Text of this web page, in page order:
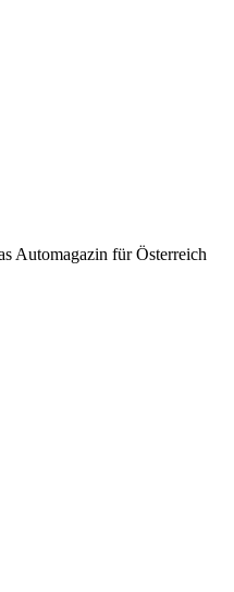
Automagazin für Österreich